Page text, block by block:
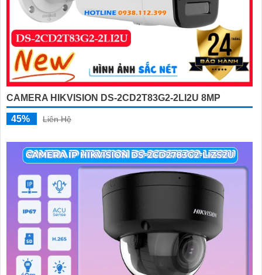
CAMERA HIKVISION DS-2CD2T83G2-2LI2U 8MP
45% Liên Hệ